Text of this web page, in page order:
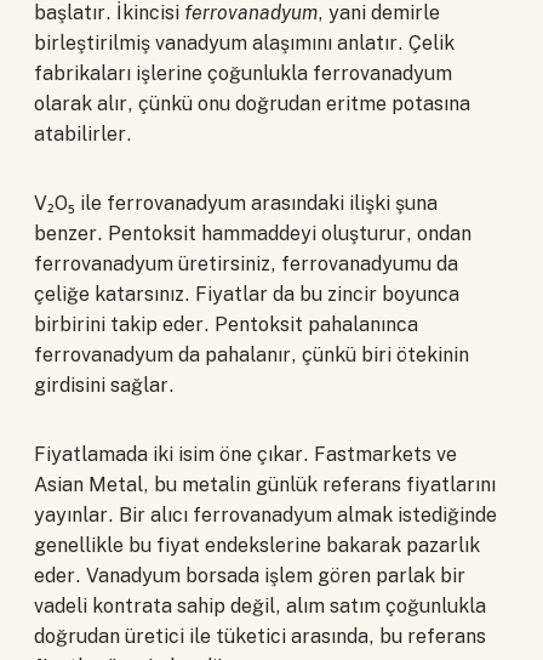
başlatır. İkincisi ferrovanadyum, yani demirle
birleştirilmiş vanadyum alaşımını anlatır. Çelik
fabrikaları işlerine çoğunlukla ferrovanadyum
olarak alır, çünkü onu doğrudan eritme potasına
atabilirler.
V₂O₅ ile ferrovanadyum arasındaki ilişki şuna
benzer. Pentoksit hammaddeyi oluşturur, ondan
ferrovanadyum üretirsiniz, ferrovanadyumu da
çeliğe katarsınız. Fiyatlar da bu zincir boyunca
birbirini takip eder. Pentoksit pahalanınca
ferrovanadyum da pahalanır, çünkü biri ötekinin
girdisini sağlar.
Fiyatlamada iki isim öne çıkar. Fastmarkets ve
Asian Metal, bu metalin günlük referans fiyatlarını
yayınlar. Bir alıcı ferrovanadyum almak istediğinde
genellikle bu fiyat endekslerine bakarak pazarlık
eder. Vanadyum borsada işlem gören parlak bir
vadeli kontrata sahip değil, alım satım çoğunlukla
doğrudan üretici ile tüketici arasında, bu referans